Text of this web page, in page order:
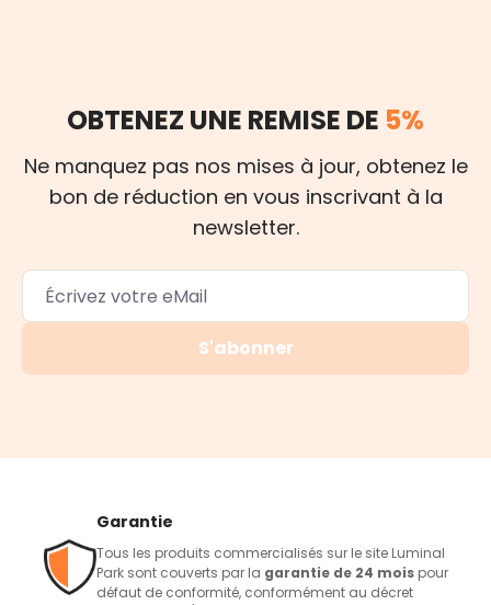
OBTENEZ UNE REMISE DE 5%
Ne manquez pas nos mises à jour, obtenez le
bon de réduction en vous inscrivant à la
newsletter.
S'abonner
Garantie
Tous les produits commercialisés sur le site Luminal
Park sont couverts par la garantie de 24 mois pour
défaut de conformité, conformément au décret